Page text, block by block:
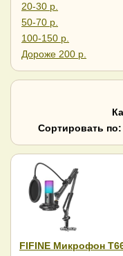
Epos
Fanvil
FiiO
Genesis
Ginzzu
HyperX
Infinix
JBL
KOSS
Maono
Niceboy
20-30 р.
50-70 р.
100-150 р.
Дороже 200 р.
Сортировать по:
FIFINE Микрофон